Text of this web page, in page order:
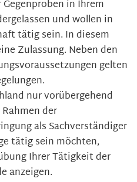
in Ihrem
und wollen in
tätig sein. In diesem
Zulassung. Neben den
gelten
nur vorübergehend
der
als Sachverständiger
tätig sein möchten,
Ihrer Tätigkeit der
anzeigen.